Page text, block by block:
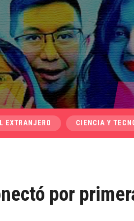
EXTRANJERO CIENCIA Y
por